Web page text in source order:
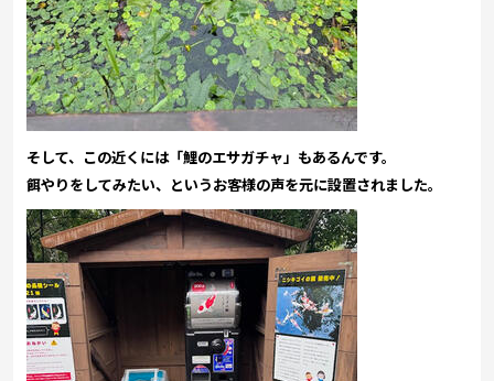
そして、この近くには「鯉のエサガチャ」もあるんです。
餌やりをしてみたい、というお客様の声を元に設置されました。